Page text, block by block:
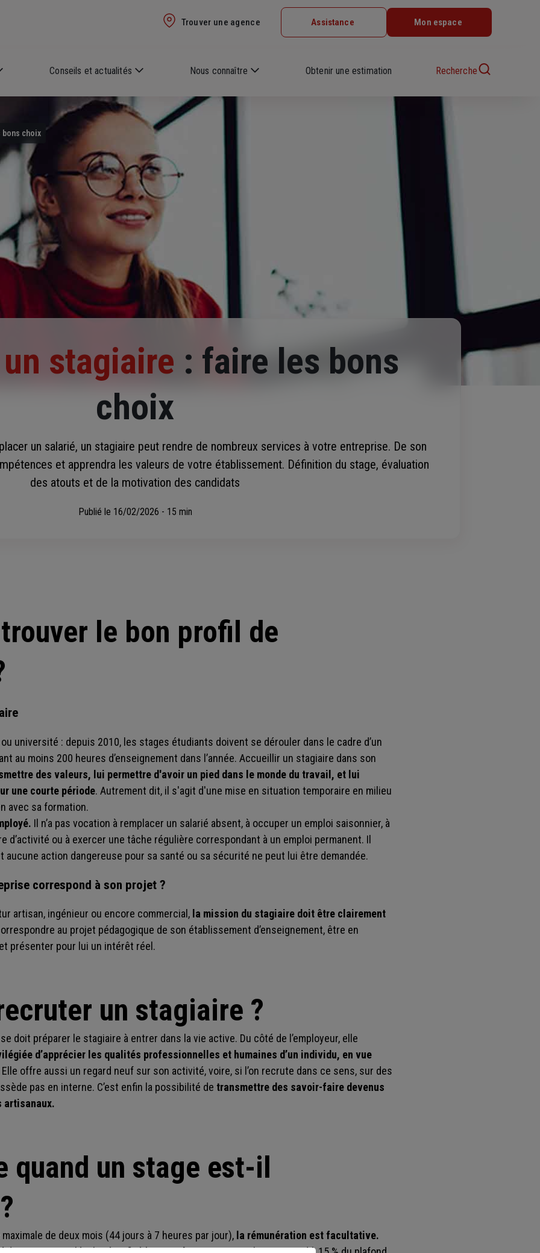
Trouver une agence Assistance Mon espace
Conseils et actualités Nous connaître Obtenir une estimation Recherche
bons choix
stagiaire : faire les bons
choix
un salarié, un stagiaire peut rendre de nombreux services à votre entreprise. De son
et apprendra les valeurs de votre établissement. Définition du stage, évaluation
des atouts et de la motivation des candidats
Publié le 16/02/2026 - 15 min
le bon profil de
université : depuis 2010, les stages étudiants doivent se dérouler dans le cadre d’un
au moins 200 heures d’enseignement dans l’année. Accueillir un stagiaire dans son
des valeurs, lui permettre d'avoir un pied dans le monde du travail, et lui
une courte période. Autrement dit, il s'agit d'une mise en situation temporaire en milieu
avec sa formation.
Il n’a pas vocation à remplacer un salarié absent, à occuper un emploi saisonnier, à
d’activité ou à exercer une tâche régulière correspondant à un emploi permanent. Il
aucune action dangereuse pour sa santé ou sa sécurité ne peut lui être demandée.
correspond à son projet ?
artisan, ingénieur ou encore commercial, la mission du stagiaire doit être clairement
au projet pédagogique de son établissement d’enseignement, être en
présenter pour lui un intérêt réel.
un stagiaire ?
doit préparer le stagiaire à entrer dans la vie active. Du côté de l’employeur, elle
d’apprécier les qualités professionnelles et humaines d’un individu, en vue
Elle offre aussi un regard neuf sur son activité, voire, si l’on recrute dans ce sens, sur des
pas en interne. C’est enfin la possibilité de transmettre des savoir-faire devenus
artisanaux.
quand un stage est-il
de deux mois (44 jours à 7 heures par jour), la rémunération est facultative.